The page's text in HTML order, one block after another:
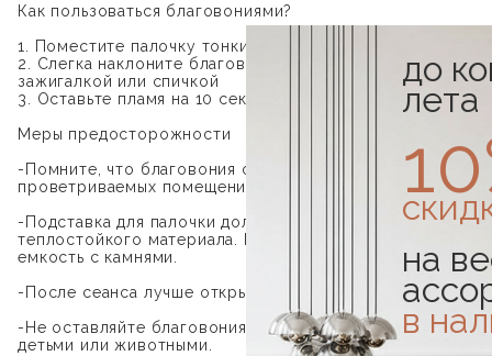
Как пользоваться благовониями?
1. Поместите палочку тонким краем в подставку
2. Слегка наклоните благовоние и подожгите кончик
зажигалкой или спичкой
3. Оставьте пламя на 10 секунд, затем потушите
Меры предосторожности
-Помните, что благовония стоит зажигать только в
проветриваемых помещениях.
-Подставка для палочки должна быть из
теплостойкого материала. Можно использовать
емкость с камнями.
-После сеанса лучше открыть окна.
-Не оставляйте благовония горящими в помещениях с
детьми или животными.
до
лета
на
в